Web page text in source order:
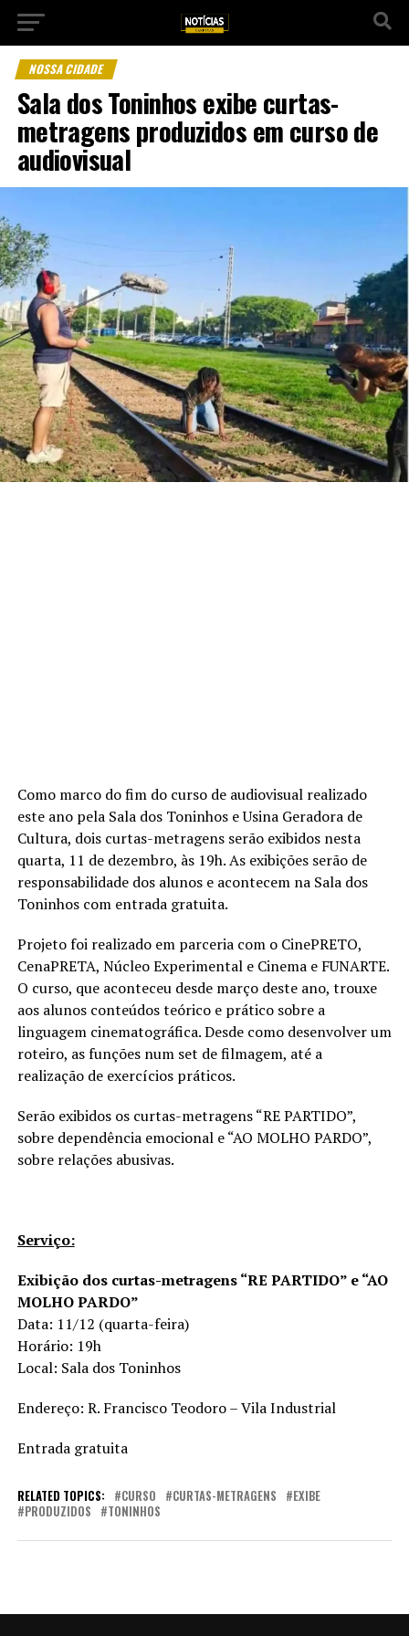
NOSSA CIDADE
Sala dos Toninhos exibe curtas-
metragens produzidos em curso de
audiovisual
Como marco do fim do curso de audiovisual realizado
este ano pela Sala dos Toninhos e Usina Geradora de
Cultura, dois curtas-metragens serão exibidos nesta
quarta, 11 de dezembro, às 19h. As exibições serão de
responsabilidade dos alunos e acontecem na Sala dos
Toninhos com entrada gratuita.
Projeto foi realizado em parceria com o CinePRETO,
CenaPRETA, Núcleo Experimental e Cinema e FUNARTE.
O curso, que aconteceu desde março deste ano, trouxe
aos alunos conteúdos teórico e prático sobre a
linguagem cinematográfica. Desde como desenvolver um
roteiro, as funções num set de filmagem, até a
realização de exercícios práticos.
Serão exibidos os curtas-metragens “RE PARTIDO”,
sobre dependência emocional e “AO MOLHO PARDO”,
sobre relações abusivas.
Serviço:
Exibição dos curtas-metragens “RE PARTIDO” e “AO
MOLHO PARDO”
Data: 11/12 (quarta-feira)
Horário: 19h
Local: Sala dos Toninhos
Endereço: R. Francisco Teodoro – Vila Industrial
Entrada gratuita
RELATED TOPICS: CURSO CURTAS-METRAGENS
EXIBE
PRODUZIDOS
TONINHOS